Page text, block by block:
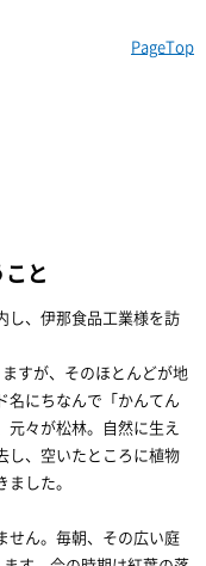
PageTop
と
し、伊那食品工業様を訪
すが、そのほとんどが地
名にちなんで「かんてん
元々が松林。自然に生え
し、空いたところに植物
した。
せん。毎朝、その広い庭